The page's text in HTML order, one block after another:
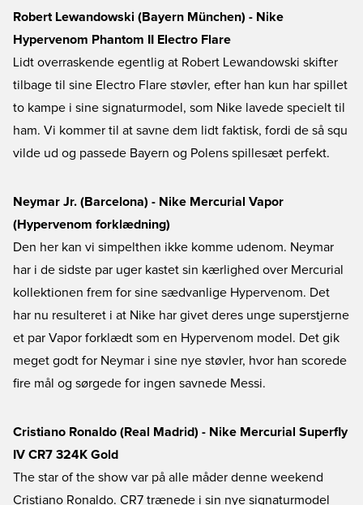
Robert Lewandowski (Bayern München) - Nike
Hypervenom Phantom II Electro Flare
Lidt overraskende egentlig at Robert Lewandowski skifter
tilbage til sine Electro Flare støvler, efter han kun har spillet
to kampe i sine signaturmodel, som Nike lavede specielt til
ham. Vi kommer til at savne dem lidt faktisk, fordi de så squ
vilde ud og passede Bayern og Polens spillesæt perfekt.
Neymar Jr. (Barcelona) - Nike Mercurial Vapor
(Hypervenom forklædning)
Den her kan vi simpelthen ikke komme udenom. Neymar
har i de sidste par uger kastet sin kærlighed over Mercurial
kollektionen frem for sine sædvanlige Hypervenom. Det
har nu resulteret i at Nike har givet deres unge superstjerne
et par Vapor forklædt som en Hypervenom model. Det gik
meget godt for Neymar i sine nye støvler, hvor han scorede
fire mål og sørgede for ingen savnede Messi.
Cristiano Ronaldo (Real Madrid) - Nike Mercurial Superfly
IV CR7 324K Gold
The star of the show var på alle måder denne weekend
Cristiano Ronaldo. CR7 trænede i sin nye signaturmodel